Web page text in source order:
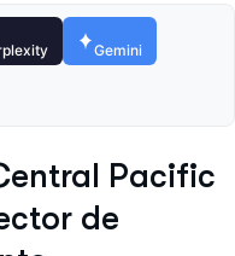
Gemini
Pacific
de